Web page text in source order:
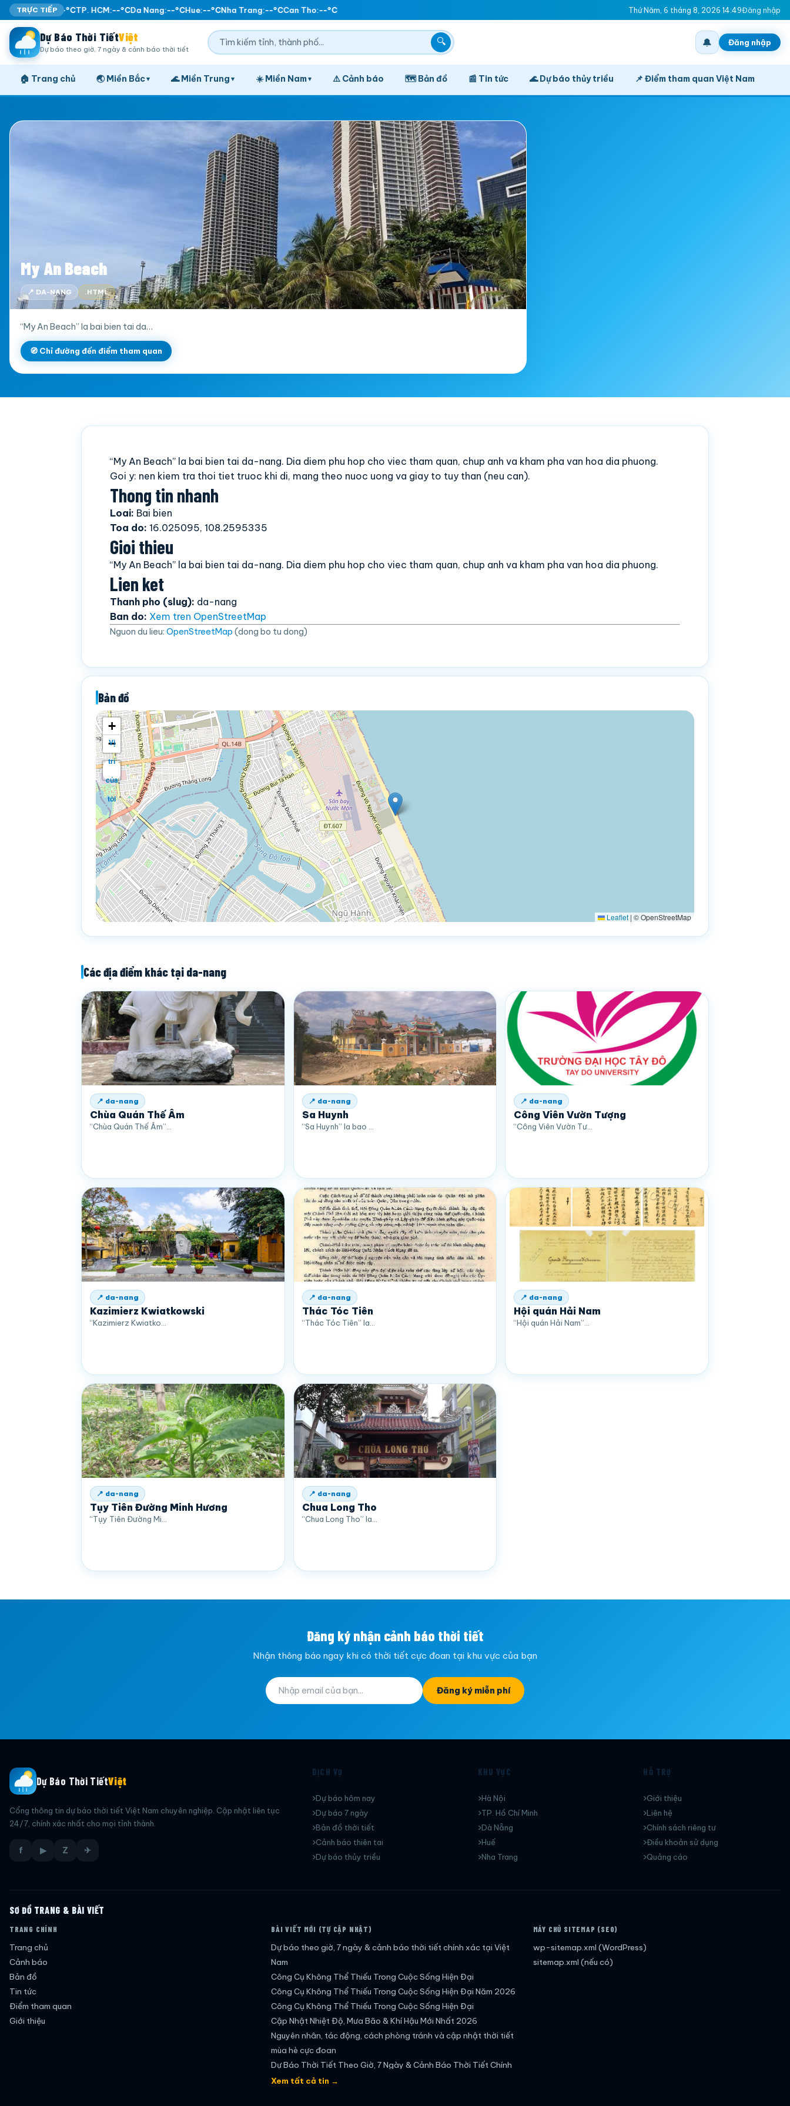
TRỰC TIẾP
Ha Noi:--°CTP. HCM:--°CDa Nang:--°CHue:--°CNha Trang:--°CCan Tho:--°C Thứ Năm, 6 tháng 8, 2026 14:49Đăng nhập
Dự Báo Thời TiếtViệt
Dự báo theo giờ, 7 ngày & cảnh báo thời tiết
🔍 🔔 Đăng nhập
🏠 Trang chủ 🌏 Miền Bắc▾ 🌊 Miền Trung ▾ ☀️ Miền Nam▾ ⚠️ Cảnh báo 🗺️ Bản đồ 📰 Tin tức 🌊 Dự báo thủy triều 📌 Điểm tham quan Việt Nam
My An Beach
📍 DA-NANG .HTML
“My An Beach” la bai bien tai da…
🧭 Chỉ đường đến điểm tham quan
“My An Beach” la bai bien tai da-nang. Dia diem phu hop cho viec tham quan, chup anh va kham pha van hoa dia phuong.
Goi y: nen kiem tra thoi tiet truoc khi di, mang theo nuoc uong va giay to tuy than (neu can).
Thong tin nhanh
Loai: Bai bien
Toa do: 16.025095, 108.2595335
Gioi thieu
“My An Beach” la bai bien tai da-nang. Dia diem phu hop cho viec tham quan, chup anh va kham pha van hoa dia phuong.
Lien ket
Thanh pho (slug): da-nang
Ban do: Xem tren OpenStreetMap
Nguon du lieu: OpenStreetMap (dong bo tu dong)
Bản đồ
+
−
Vị
trí
của
tôi
Leaflet | © OpenStreetMap
Các địa điểm khác tại da-nang
📍 da-nang
Chùa Quán Thế Âm
“Chùa Quán Thế Âm”…
📍 da-nang
Sa Huynh
“Sa Huynh” la bao …
📍 da-nang
Công Viên Vườn Tượng
“Công Viên Vườn Tư…
📍 da-nang
Kazimierz Kwiatkowski
“Kazimierz Kwiatko…
📍 da-nang
Thác Tóc Tiên
“Thác Tóc Tiên” la…
📍 da-nang
Hội quán Hải Nam
“Hội quán Hải Nam”…
📍 da-nang
Tụy Tiên Đường Minh Hương
“Tụy Tiên Đường Mi…
📍 da-nang
Chua Long Tho
“Chua Long Tho” la…
Đăng ký nhận cảnh báo thời tiết
Nhận thông báo ngay khi có thời tiết cực đoan tại khu vực của bạn
Đăng ký miễn phí
Dự Báo Thời TiếtViệt
Cổng thông tin dự báo thời tiết Việt Nam chuyên nghiệp. Cập nhật liên tục
24/7, chính xác nhất cho mọi tỉnh thành.
f ▶ Z ✈
DỊCH VỤ
Dự báo hôm nay
Dự báo 7 ngày
Bản đồ thời tiết
Cảnh báo thiên tai
Dự báo thủy triều
KHU VỰC
Hà Nội
TP. Hồ Chí Minh
Dà Nẵng
Huế
Nha Trang
HỖ TRỢ
Giới thiệu
Liên hệ
Chính sách riêng tư
Điều khoản sử dụng
Quảng cáo
SƠ ĐỒ TRANG & BÀI VIẾT
TRANG CHÍNH
Trang chủ
Cảnh báo
Bản đồ
Tin tức
Điểm tham quan
Giới thiệu
BÀI VIẾT MỚI (TỰ CẬP NHẬT)
Dự báo theo giờ, 7 ngày & cảnh báo thời tiết chính xác tại Việt
Nam
Công Cụ Không Thể Thiếu Trong Cuộc Sống Hiện Đại
Công Cụ Không Thể Thiếu Trong Cuộc Sống Hiện Đại Năm 2026
Công Cụ Không Thể Thiếu Trong Cuộc Sống Hiện Đại
Cập Nhật Nhiệt Độ, Mưa Bão & Khí Hậu Mới Nhất 2026
Nguyên nhân, tác động, cách phòng tránh và cập nhật thời tiết
mùa hè cực đoan
Dự Báo Thời Tiết Theo Giờ, 7 Ngày & Cảnh Báo Thời Tiết Chính
Xác Nhất
Xem tất cả tin →
MÁY CHỦ SITEMAP (SEO)
wp-sitemap.xml (WordPress)
sitemap.xml (nếu có)